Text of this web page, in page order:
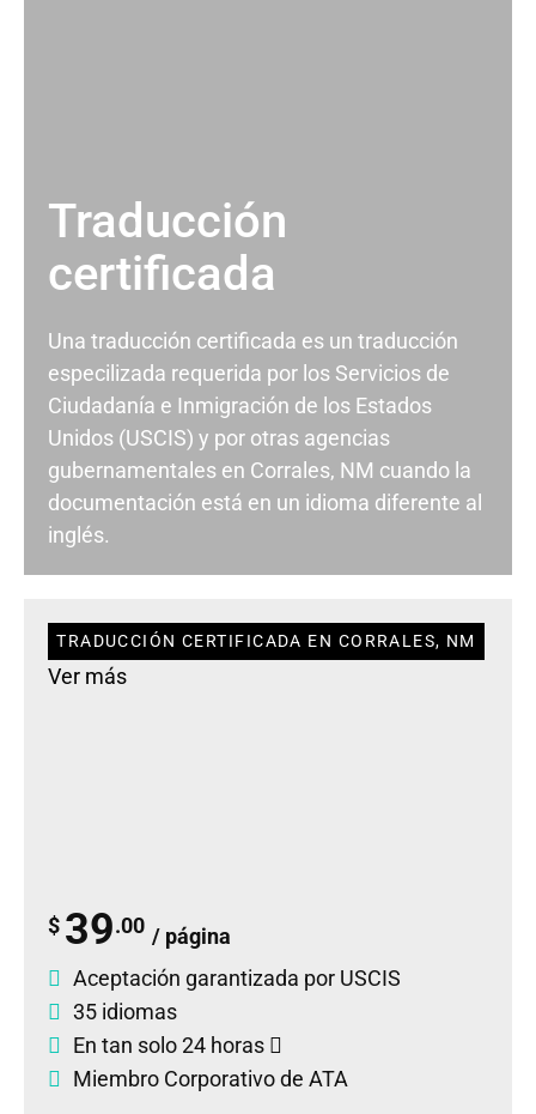
Traducción
certificada
Una traducción certificada es un traducción
especilizada requerida por los Servicios de
Ciudadanía e Inmigración de los Estados
Unidos (USCIS) y por otras agencias
gubernamentales en Corrales, NM cuando la
documentación está en un idioma diferente al
inglés.
TRADUCCIÓN CERTIFICADA EN CORRALES, NM
Ver más
$ 39.00 / página
Aceptación garantizada por USCIS
35 idiomas
En tan solo 24 horas
Miembro Corporativo de ATA